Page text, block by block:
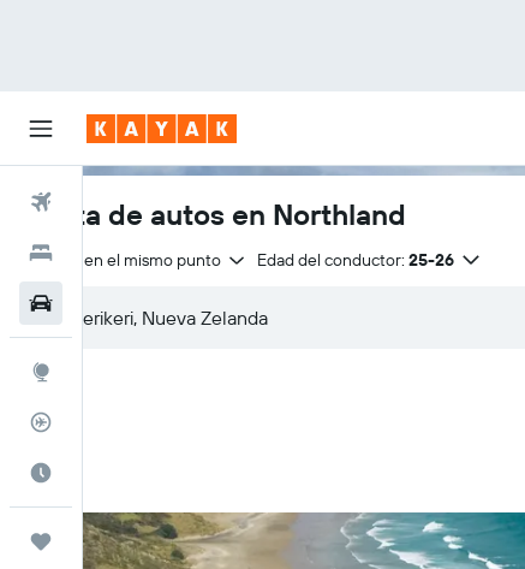
Vuelos
Hoteles
Trips
Renta de autos en Northland
Entrega en el mismo punto Edad del conductor: 25-26